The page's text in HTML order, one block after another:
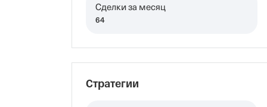
Сделки за месяц
64
Стратегии